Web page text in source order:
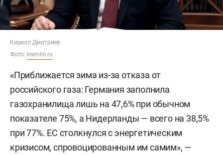
Кирилл Дмитриев
Фото: kremlin.ru
«Приближается зима из-за отказа от
российского газа: Германия заполнила
газохранилища лишь на 47,6% при обычном
показателе 75%, а Нидерланды — всего на 38,5%
при 77%. ЕС столкнулся с энергетическим
кризисом, спровоцированным им самим», —